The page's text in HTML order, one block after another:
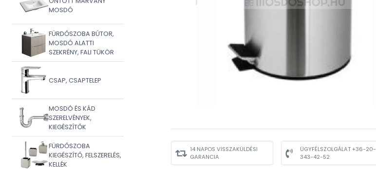
MOSDÓ
FÜRDŐSZOBA BÚTOR,
MOSDÓ ALATTI
SZEKRÉNY, FALI TÜKÖR
CSAP, CSAPTELEP
MOSDÓ ÉS KÁD
SZERELVÉNYEK,
KIEGÉSZÍTŐK
FÜRDŐSZOBA
KIEGÉSZÍTŐ, FELSZERELÉS,
KELLÉK
14 NAPOS VISSZAKÜLDÉSI
GARANCIA
ÜGYFÉLSZOLGÁLAT +36-20-
343-42-52